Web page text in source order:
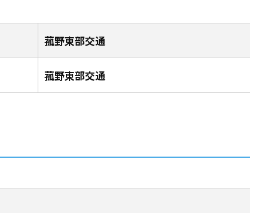
菰野東部交通
菰野東部交通